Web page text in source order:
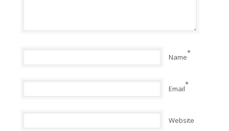
Name*
Email*
Website